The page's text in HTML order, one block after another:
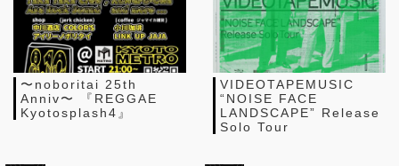
〜noboritai 25th
Anniv〜 『REGGAE
Kyotosplash4』
VIDEOTAPEMUSIC
“NOISE FACE
LANDSCAPE” Release
Solo Tour